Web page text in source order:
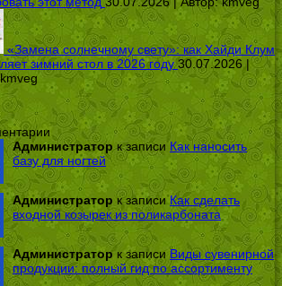
«Замена солнечному свету»: как Хайди Клум
зимний стол в 2026 году 30.07.2026 |
kmveg
Администраторк записиКак наносить
базу для ногтей
Администратор к записиКак сделать
входной козырек из поликарбоната
Администраторк записи Виды сувенирной
продукции: полный гид по ассортименту